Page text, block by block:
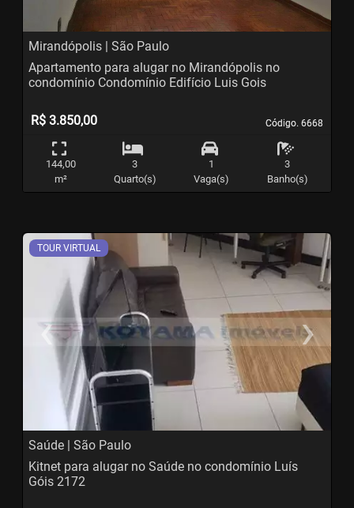
Mirandópolis | São Paulo
Código. 6668
Código. 6668
Apartamento para alugar no Mirandópolis no
condomínio Condomínio Edifício Luis Gois
R$ 3.850,00
144,00
m²
3
Quarto(s)
1
Vaga(s)
3
Banho(s)
TOUR VIRTUAL
‹
Previous
›
Saúde | São Paulo
Kitnet para alugar no Saúde no condomínio Luís
Góis 2172